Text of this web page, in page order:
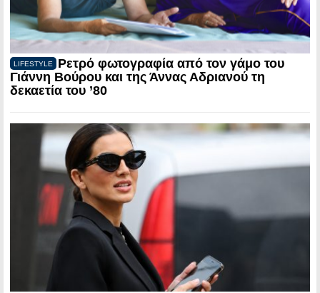
LIFESTYLE
Ρετρό φωτογραφία από τον γάμο του
Γιάννη Βούρου και της Άννας Αδριανού τη
δεκαετία του ’80